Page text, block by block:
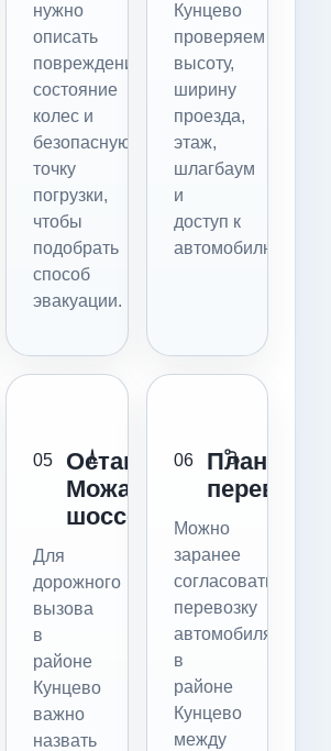
нужно
описать
повреждения,
состояние
колес и
безопасную
точку
погрузки,
чтобы
подобрать
способ
эвакуации.
Кунцево
проверяем
высоту,
ширину
проезда,
этаж,
шлагбаум
и
доступ к
автомобилю.
05
Остановка:
Можайское
шоссе
Для
дорожного
вызова
в
районе
Кунцево
важно
назвать
06
Плановая
перевозка
Можно
заранее
согласовать
перевозку
автомобиля
в
районе
Кунцево
между